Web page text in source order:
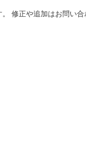
修正や追加はお問い合